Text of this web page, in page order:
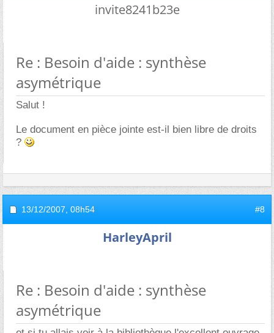
invite8241b23e
Re : Besoin d'aide : synthèse
asymétrique
Salut !
Le document en pièce jointe est-il bien libre de droits
?
13/12/2007, 08h54 #8
HarleyApril
Re : Besoin d'aide : synthèse
asymétrique